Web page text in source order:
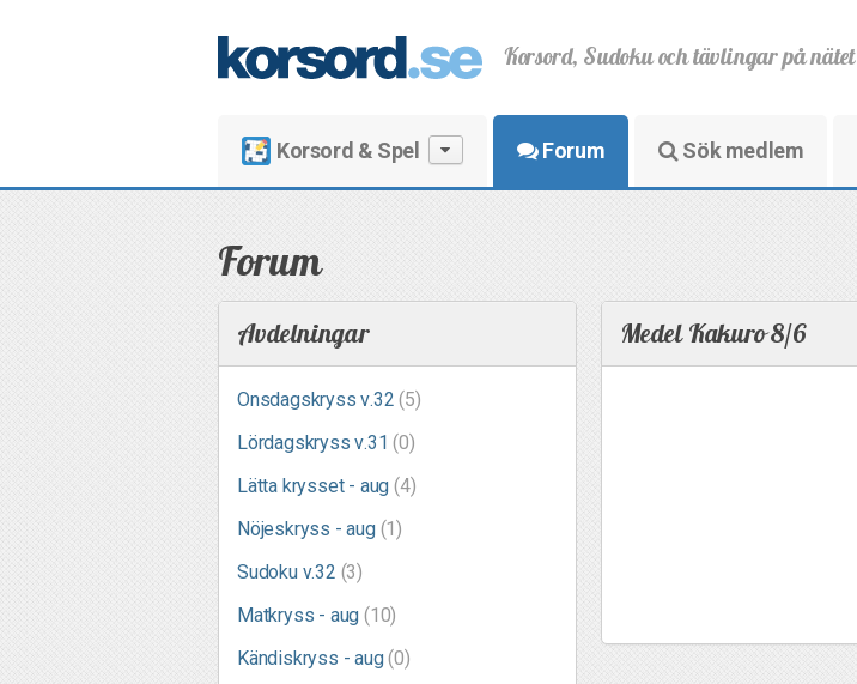
Korsord, Sudoku och tävlingar på nätet
Korsord & Spel Forum Sök medlem
Forum
Avdelningar
Onsdagskryss v.32(5)
Lördagskryss v.31(0)
Lätta krysset - aug(4)
Nöjeskryss - aug (1)
Sudoku v.32 (3)
Matkryss - aug(10)
Kändiskryss - aug(0)
Medel Kakuro 8/6